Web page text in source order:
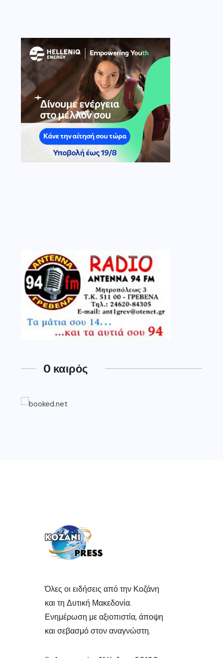
O καιρός
Όλες οι ειδήσεις από την Κοζάνη
και τη Δυτική Μακεδονία.
Ενημέρωση με αξιοπιστία, άποψη
και σεβασμό στον αναγνώστη.